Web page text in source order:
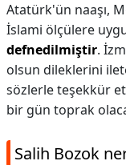
Atatürk'ün naaşı,
İslami ölçülere
defnedilmiştir.
olsun dileklerini
sözlerle teşekkür
bir gün toprak
Salih Bozok